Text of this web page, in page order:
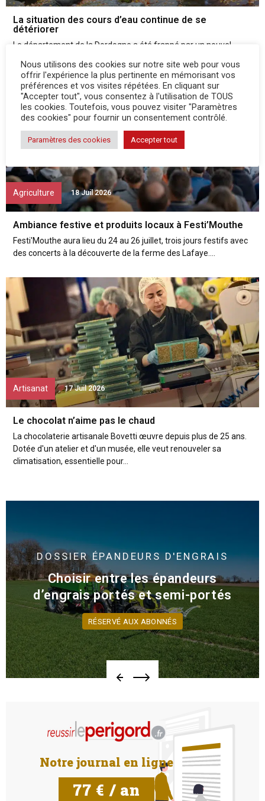
La situation des cours d’eau continue de se
détériorer
Le département de la Dordogne a été frappé par un nouvel
Agriculture 18 Juil 2026
Ambiance festive et produits locaux à Festi’Mouthe
Festi'Mouthe aura lieu du 24 au 26 juillet, trois jours festifs avec
des concerts à la découverte de la ferme des Lafaye....
Artisanat 17 Juil 2026
Le chocolat n’aime pas le chaud
La chocolaterie artisanale Bovetti œuvre depuis plus de 25 ans.
Dotée d'un atelier et d'un musée, elle veut renouveler sa
climatisation, essentielle pour...
DOSSIER ÉPANDEURS D'ENGRAIS
Choisir entre les épandeurs
d’engrais portés et semi-portés
RÉSERVÉ AUX ABONNÉS
Notre journal en ligne
77 € / an
Nous utilisons des cookies sur notre site web pour vous
offrir l'expérience la plus pertinente en mémorisant vos
préférences et vos visites répétées. En cliquant sur
"Accepter tout", vous consentez à l'utilisation de TOUS
les cookies. Toutefois, vous pouvez visiter "Paramètres
des cookies" pour fournir un consentement contrôlé.
Paramètres des cookies Accepter tout